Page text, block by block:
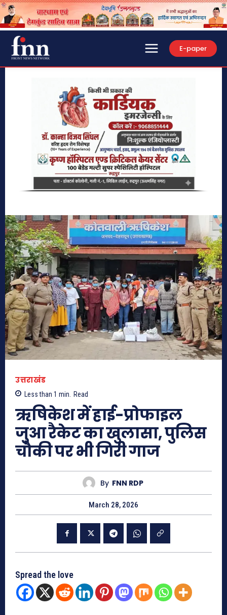
E-paper
उत्तराखंड
Less than 1 min. Read
ऋषिकेश में हाई-प्रोफाइल
जुआ रैकेट का खुलासा, पुलिस
चौकी पर भी गिरी गाज
By FNN RDP
March 28, 2026
Spread the love